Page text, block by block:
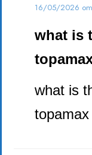
16/05/2026
what is
what is
topamax